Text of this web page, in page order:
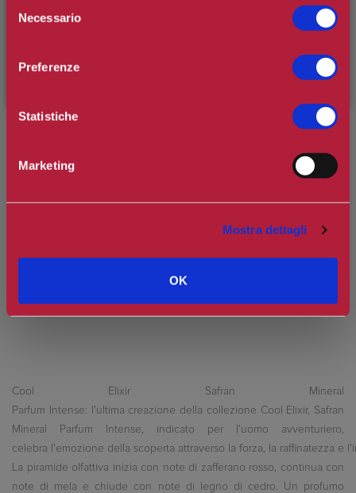
delNecessario
Preferenze
Statistiche
Marketing
Mostra dettagli
OK
Spedizione in Italia gratuita se il carrello supera i 60€
Cool Elixir Safran Mineral
Parfum Intense: l'ultima creazione della collezione Cool Elixir, Safran
Mineral Parfum Intense, indicato per l'uomo avventuriero,
celebra l'emozione della scoperta attraverso la forza, la raffinatezza e
La piramide olfattiva inizia con note di zafferano rosso, continua con
note di mela e chiude con note di legno di cedro. Un profumo
e usufruisci dello
inserendo il codice